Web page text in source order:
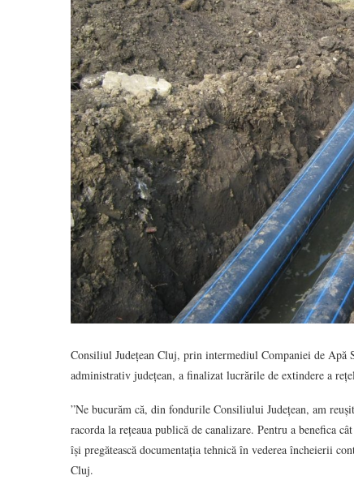
Consiliul Județean Cluj, prin intermediul Companiei de Apă
administrativ județean, a finalizat lucrările de extindere a
”Ne bucurăm că, din fondurile Consiliului Județean, am
racorda la rețeaua publică de canalizare. Pentru a benefica
își pregătească documentația tehnică în vederea încheierii
Cluj.